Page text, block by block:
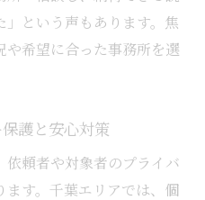
という声もあります。焦
や希望に合った事務所を選
護と安心対策
頼者や対象者のプライバ
ます。千葉エリアでは、個